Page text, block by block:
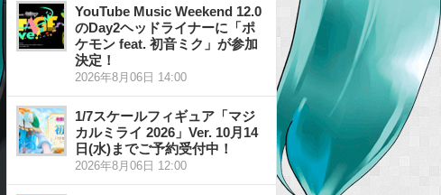
YouTube Music Weekend 12.0
のDay2ヘッドライナーに「ポ
ケモン feat. 初音ミク」が参加
決定！
2026年8月06日 14:00
1/7スケールフィギュア「マジ
カルミライ 2026」Ver. 10月14
日(水)までご予約受付中！
2026年8月06日 12:00